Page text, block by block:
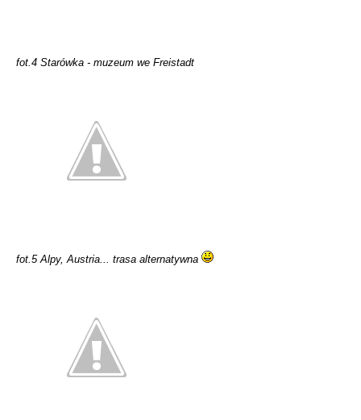
fot.4 Starówka - muzeum we Freistadt
fot.5 Alpy, Austria... trasa alternatywna